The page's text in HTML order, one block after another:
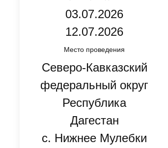
03.07.2026
12.07.2026
Место проведения
Северо-Кавказский
федеральный округ
Республика
Дагестан
с. Нижнее Мулебки